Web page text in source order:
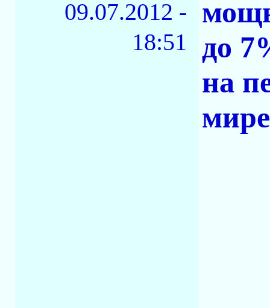
09.07.2012 -
18:51
до
на